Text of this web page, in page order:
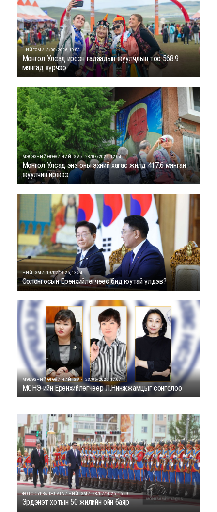
НИЙГЭМ / 3/08/2026, 19:03
Монгол Улсад ирсэн гадаадын жуулчдын тоо 568.9
мянгад хүрчээ
МЭДЭЭНИЙ ӨРӨӨ / НИЙГЭМ / 28/07/2026, 12:04
Монгол Улсад энэ оны эхний хагас жилд 417.6 мянган
жуулчин иржээ
НИЙГЭМ / 19/07/2026, 13:54
Солонгосын Ерөнхийлөгчөөс бид юутай үлдэв?
МЭДЭЭНИЙ ӨРӨӨ / НИЙГЭМ / 23/06/2026, 17:07
МСНЭ-ийн Ерөнхийлөгчөөр Л.Нинжжамцыг сонголоо
ФОТО СУРВАЛЖЛАГА / НИЙГЭМ / 28/07/2026, 16:59
Эрдэнэт хотын 50 жилийн ойн баяр